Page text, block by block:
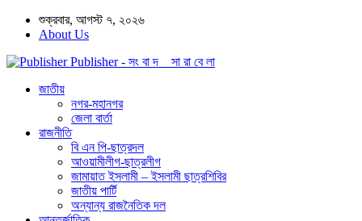
শুক্রবার, আগস্ট ৭, ২০২৬
About Us
Publisher - সং বা দ সা রা বে লা
জাতীয়
নগর-মহানগর
জেলা বার্তা
রাজনীতি
বি এন পি-ছাত্রদল
আওয়ামীলীগ-ছাত্রলীগ
জামায়াত ইসলামী – ইসলামী ছাত্রশিবির
জাতীয় পার্টি
অন্যান্য রাজনৈতিক দল